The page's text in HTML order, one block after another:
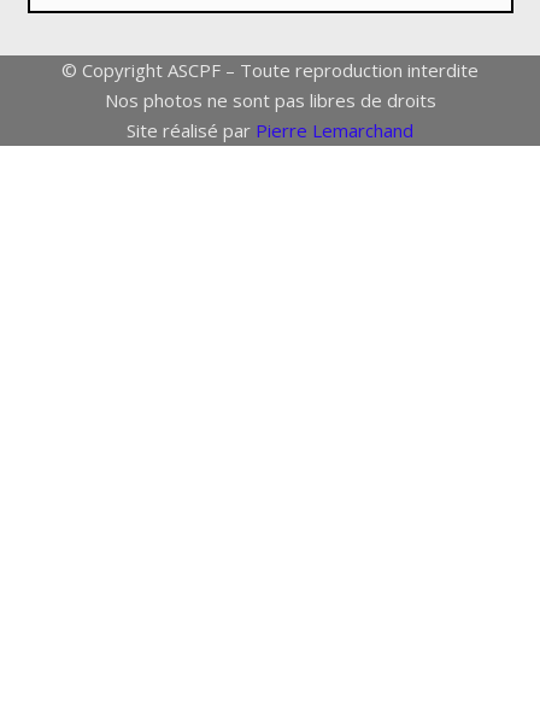
© Copyright ASCPF – Toute reproduction interdite
Nos photos ne sont pas libres de droits
Site réalisé par Pierre Lemarchand